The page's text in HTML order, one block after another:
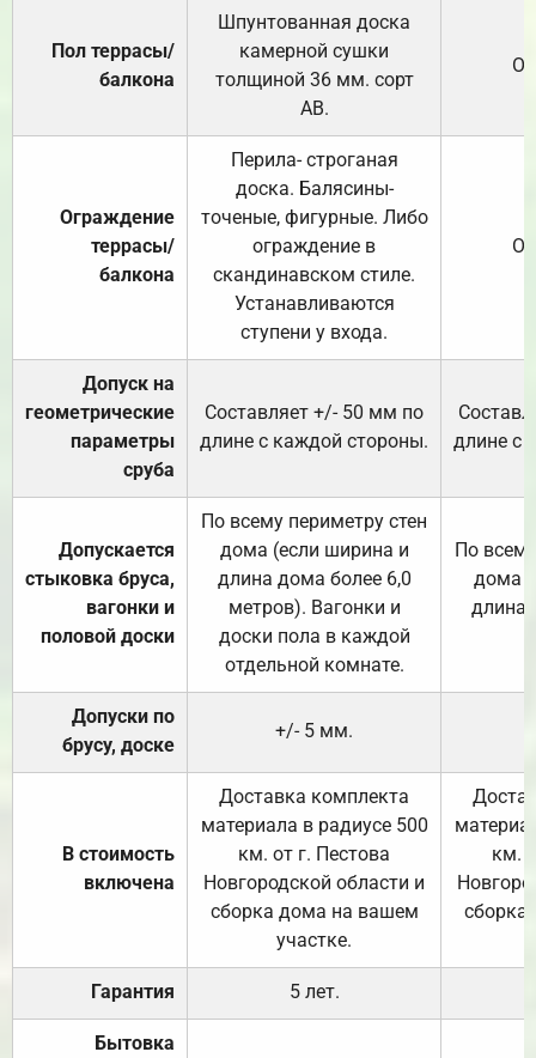
Пол террасы/
балкона
Шпунтованная доска
камерной сушки
толщиной 36 мм. сорт
АВ.
Ограждение
террасы/
балкона
Перила- строганая
доска. Балясины-
точеные, фигурные. Либо
ограждение в
скандинавском стиле.
Устанавливаются
ступени у входа.
Допуск на
геометрические
параметры
сруба
Составляет +/- 50 мм по
длине с каждой стороны.
длине с
Допускается
стыковка бруса,
вагонки и
половой доски
По всему периметру стен
дома (если ширина и
длина дома более 6,0
метров). Вагонки и
доски пола в каждой
отдельной комнате.
По
дома
длина
Допуски по
брусу, доске
+/- 5 мм.
В стоимость
включена
Доставка комплекта
материала в радиусе 500
км. от г. Пестова
Новгородской области и
сборка дома на вашем
участке.
км.
Гарантия 5 лет.
Бытовка